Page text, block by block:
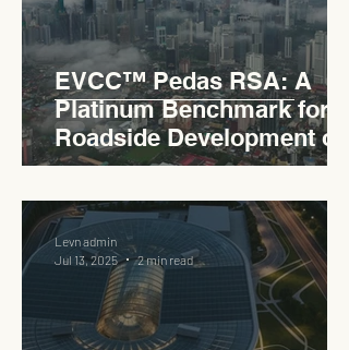
EVCC™ Pedas RSA: A
Platinum Benchmark for
Roadside Development on
the PLUS Expressway
Levn admin
Jul 13, 2025
2 min read